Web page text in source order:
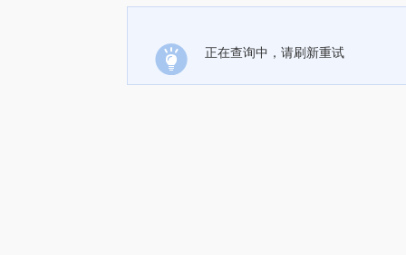
正在查询中，请刷新重试